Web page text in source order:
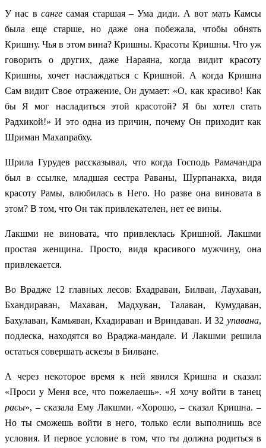
У нас в сангесамая старшая – Ума диди. А вот мать Камсы
была еще старше, но даже она побежала, чтобы обнять
Кришну. Чья в этом вина? Кришны. Красоты Кришны. Что уж
говорить о других, даже Нараяна, когда видит красоту
Кришны, хочет наслаждаться с Кришной. А когда Кришна
Сам видит Свое отражение, Он думает: «О, как красиво! Как
бы Я мог насладиться этой красотой? Я бы хотел стать
Радхикой!» И это одна из причин, почему Он приходит как
Шриман Махапрабху.
Шрила Гурудев рассказывал, что когда Господь Рамачандра
был в ссылке, младшая сестра Раваны, Шурпанакха, видя
красоту Рамы, влюбилась в Него. Но разве она виновата в
этом? В том, что Он так привлекателен, нет ее вины.
Лакшми не виновата, что привлеклась Кришной. Лакшми
простая женщина. Просто, видя красивого мужчину, она
привлекается.
Во Врадже 12 главных лесов: Бхадраван, Билван, Лаухаван,
Бхандираван, Махаван, Мадхуван, Талаван, Кумудаван,
Бахулаван, Камьяван, Кхадираван и Вриндаван. И 32 упавана,
подлеска, находятся во Враджа-мандале. И Лакшми решила
остаться совершать аскезы в Билване.
А через некоторое время к ней явился Кришна и сказал:
«Проси у Меня все, что пожелаешь». «Я хочу войти в танец
расы», – сказала Ему Лакшми. «Хорошо, – сказал Кришна. –
Но ты сможешь войти в него, только если выполнишь все
условия. И первое условие в том, что ты должна родиться в